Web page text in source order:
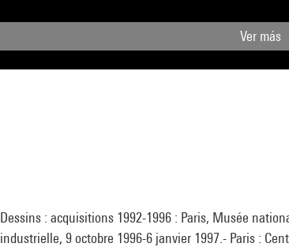
Ver más
Dessins : acquisitions 1992-1996 : Paris, Musée
industrielle, 9 octobre 1996-6 janvier 1997.- Paris :